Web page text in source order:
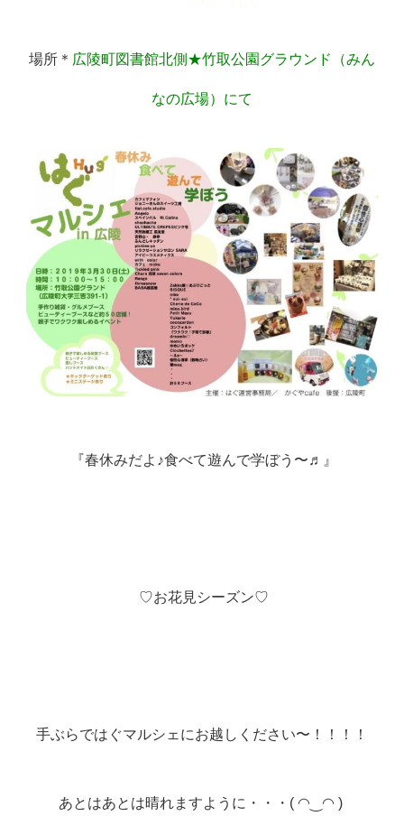
場所 ＊ 広陵町図書館北側★竹取公園グラウンド（みん
なの広場）にて
『春休みだよ♪食べて遊んで学ぼう〜♬』
♡お花見シーズン♡
手ぶらではぐマルシェにお越しください〜！！！！
あとはあとは晴れますように・・・( ◠‿◠ )